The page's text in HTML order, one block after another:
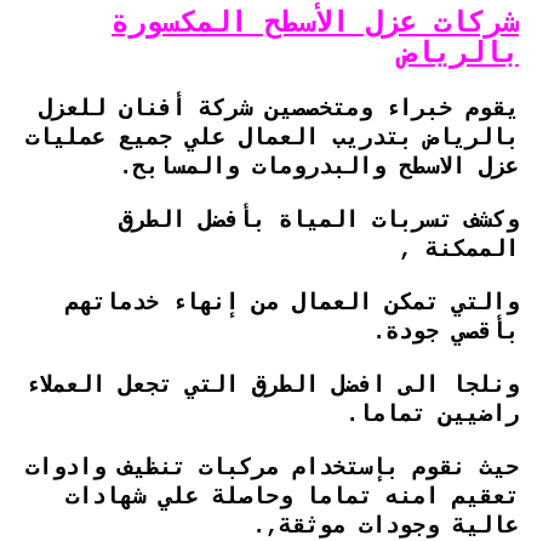
شركات عزل الأسطح المكسورة
بالرياض
يقوم خبراء ومتخصصين شركة أفنان للعزل
بالرياض بتدريب العمال علي جميع عمليات
عزل الاسطح والبدرومات والمسابح.
وكشف تسربات المياة بأفضل الطرق
الممكنة ,
والتي تمكن العمال من إنهاء خدماتهم
بأقصي جودة.
ونلجا الى افضل الطرق التي تجعل العملاء
راضيين تماما.
حيث نقوم بإستخدام مركبات تنظيف وادوات
تعقيم امنه تماما وحاصلة علي شهادات
عالية وجودات موثقة,.